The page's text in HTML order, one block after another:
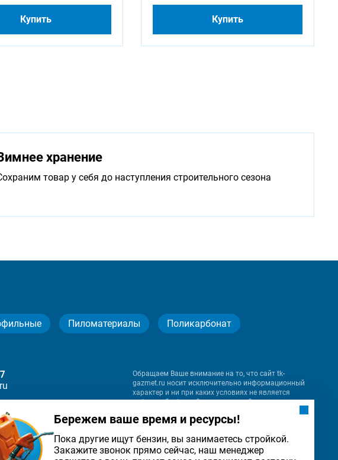
Купить Купить
хранение
товар у себя до наступления строительного сезона
Пиломатериалы Поликарбонат
Обращаем Ваше внимание на то, что сайт tk-
gazmet.ru носит исключительно информационный
характер и ни при каких условиях не является
публичной офертой, определяемой положениями
Федерации.
на
Бережем ваше время и ресурсы!
Пока другие ищут бензин, вы занимаетесь стройкой.
Закажите звонок прямо сейчас, наш менеджер